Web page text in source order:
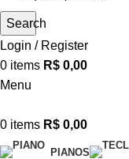
Search
Login / Register
0 items R$ 0,00
Menu
0 items R$ 0,00
PIANOS